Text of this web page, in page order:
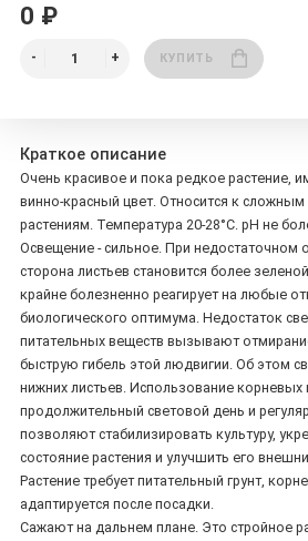
0 ₽
КУПИТЬ
Краткое описание
Очень красивое и пока редкое растение,
винно-красный цвет. Относится к
растениям. Температура 20-28°C. рН не
Освещение - сильное. При недостаточном
сторона листьев становится более
крайне болезненно реагирует на любые
биологического оптимума. Недостаток
питательных веществ вызывают
быструю гибель этой людвигии. Об этом
нижних листьев. Использование
продолжительный световой день и
позволяют стабилизировать культуру,
состояние растения и улучшить его
Растение требует питательный грунт,
адаптируется после посадки.
Сажают на дальнем плане. Это стройное